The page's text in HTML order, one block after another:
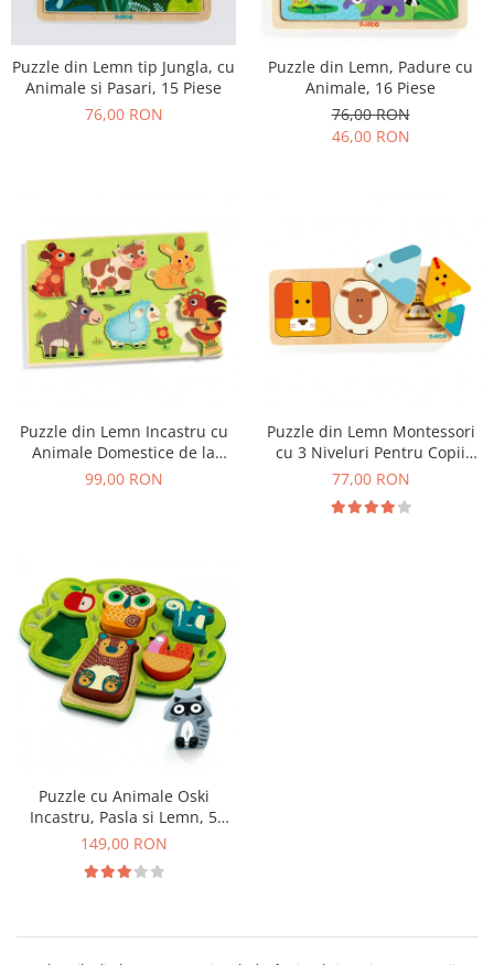
Puzzle din Lemn tip Jungla, cu
Animale si Pasari, 15 Piese
76,00 RON
Puzzle din Lemn, Padure cu
Animale, 16 Piese
76,00 RON
46,00 RON
Puzzle din Lemn Incastru cu
Animale Domestice de la
Ferma, 12 Piese
99,00 RON
Puzzle din Lemn Montessori
cu 3 Niveluri Pentru Copii
Mici, Animale si Forme
77,00 RON
Puzzle cu Animale Oski
Incastru, Pasla si Lemn, 5
Animale, 12+ Luni
149,00 RON